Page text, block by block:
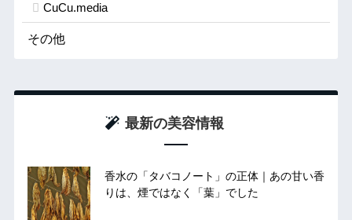
CuCu.media
その他
最新の美容情報
香水の「タバコノート」の正体｜あの甘い香
りは、煙ではなく「葉」でした